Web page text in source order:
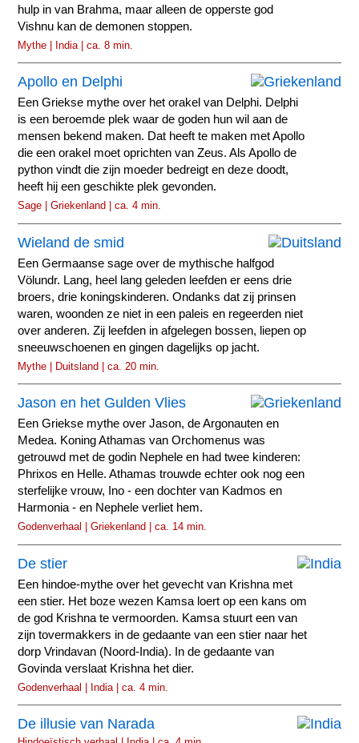
hulp in van Brahma, maar alleen de opperste god
Vishnu kan de demonen stoppen.
Mythe | India | ca. 8 min.
Apollo en Delphi
Een Griekse mythe over het orakel van Delphi. Delphi
is een beroemde plek waar de goden hun wil aan de
mensen bekend maken. Dat heeft te maken met Apollo
die een orakel moet oprichten van Zeus. Als Apollo de
python vindt die zijn moeder bedreigt en deze doodt,
heeft hij een geschikte plek gevonden.
Sage | Griekenland | ca. 4 min.
Wieland de smid
Een Germaanse sage over de mythische halfgod
Völundr. Lang, heel lang geleden leefden er eens drie
broers, drie koningskinderen. Ondanks dat zij prinsen
waren, woonden ze niet in een paleis en regeerden niet
over anderen. Zij leefden in afgelegen bossen, liepen op
sneeuwschoenen en gingen dagelijks op jacht.
Mythe | Duitsland | ca. 20 min.
Jason en het Gulden Vlies
Een Griekse mythe over Jason, de Argonauten en
Medea. Koning Athamas van Orchomenus was
getrouwd met de godin Nephele en had twee kinderen:
Phrixos en Helle. Athamas trouwde echter ook nog een
sterfelijke vrouw, Ino - een dochter van Kadmos en
Harmonia - en Nephele verliet hem.
Godenverhaal | Griekenland | ca. 14 min.
De stier
Een hindoe-mythe over het gevecht van Krishna met
een stier. Het boze wezen Kamsa loert op een kans om
de god Krishna te vermoorden. Kamsa stuurt een van
zijn tovermakkers in de gedaante van een stier naar het
dorp Vrindavan (Noord-India). In de gedaante van
Govinda verslaat Krishna het dier.
Godenverhaal | India | ca. 4 min.
De illusie van Narada